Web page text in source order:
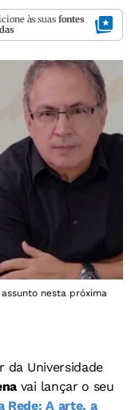
às suas fontes
nesta próxima
da Universidade
vai lançar o seu
Rede: A arte, a